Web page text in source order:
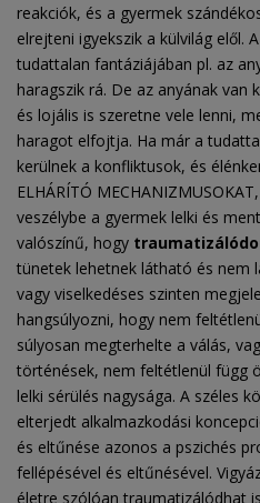
reakciók, és a gyermek
elrejteni igyekszik a külvilág elől.
tudattalan fantáziájában pl. az
haragszik rá. De az anyának van
és lojális is szeretne vele lenni,
haragot elfojtja. Ha már a
kerülnek a konfliktusok, és
ELHÁRÍTÓ
veszélybe a gyermek lelki és
valószínű, hogy
tünetek lehetnek látható és nem
vagy viselkedéses szinten
hangsúlyozni, hogy nem
súlyosan megterhelte a válás,
történések, nem feltétlenül függ
lelki sérülés nagysága. A széles
elterjedt alkalmazkodási
és eltűnése azonos a pszichés
fellépésével és eltűnésével.
életre szólóan traumatizálódhat